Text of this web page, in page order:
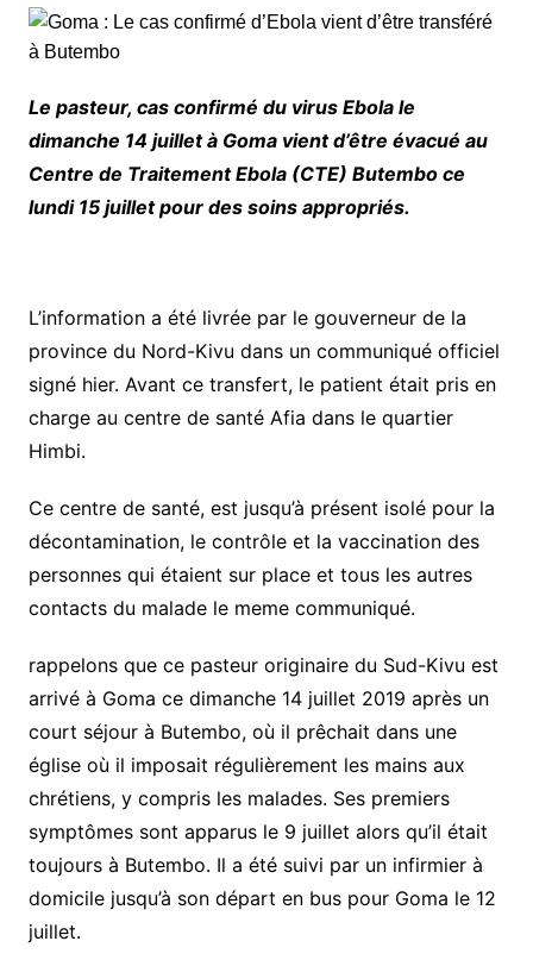
Le pasteur, cas confirmé du virus Ebola le
dimanche 14 juillet à Goma vient d’être évacué au
Centre de Traitement Ebola (CTE) Butembo ce
lundi 15 juillet pour des soins appropriés.
L’information a été livrée par le gouverneur de la
province du Nord-Kivu dans un communiqué officiel
signé hier. Avant ce transfert, le patient était pris en
charge au centre de santé Afia dans le quartier
Himbi.
Ce centre de santé, est jusqu’à présent isolé pour la
décontamination, le contrôle et la vaccination des
personnes qui étaient sur place et tous les autres
contacts du malade le meme communiqué.
rappelons que ce pasteur originaire du Sud-Kivu est
arrivé à Goma ce dimanche 14 juillet 2019 après un
court séjour à Butembo, où il prêchait dans une
église où il imposait régulièrement les mains aux
chrétiens, y compris les malades. Ses premiers
symptômes sont apparus le 9 juillet alors qu’il était
toujours à Butembo. Il a été suivi par un infirmier à
domicile jusqu’à son départ en bus pour Goma le 12
juillet.